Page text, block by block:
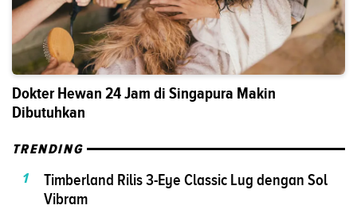
Dokter Hewan 24 Jam di Singapura Makin
Dibutuhkan
TRENDING
1
Timberland Rilis 3-Eye Classic Lug dengan Sol
Vibram